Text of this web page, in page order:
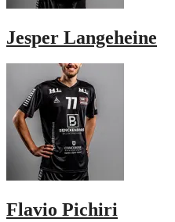
Jesper Langeheine
Flavio Pichiri